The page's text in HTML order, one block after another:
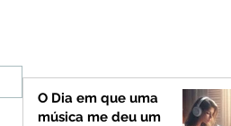
O Dia em que uma
música me deu um